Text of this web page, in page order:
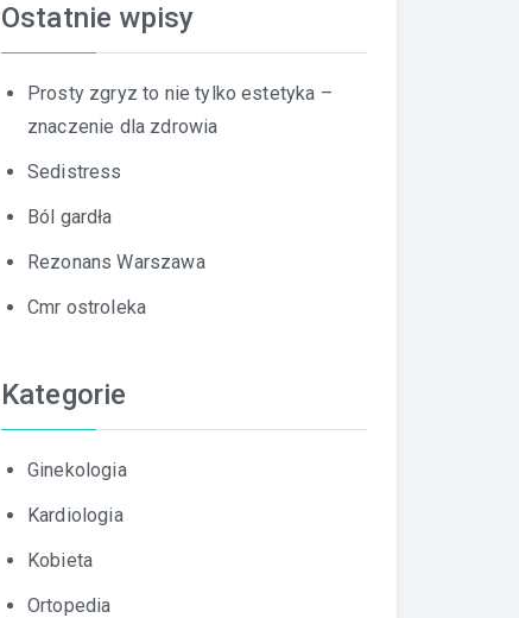
Ostatnie wpisy
Prosty zgryz to nie tylko estetyka –
znaczenie dla zdrowia
Sedistress
Ból gardła
Rezonans Warszawa
Cmr ostroleka
Kategorie
Ginekologia
Kardiologia
Kobieta
Ortopedia